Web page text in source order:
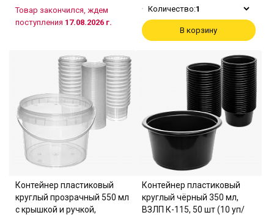
Товар закончился, ждем
поступления 17.08.2026 г.
Количество:1
В корзину
Контейнер пластиковый
круглый прозрачный 550 мл
с крышкой и ручкой,
Контейнер пластиковый
круглый чёрный 350 мл,
ВЗЛП К-115, 50 шт (10 уп/